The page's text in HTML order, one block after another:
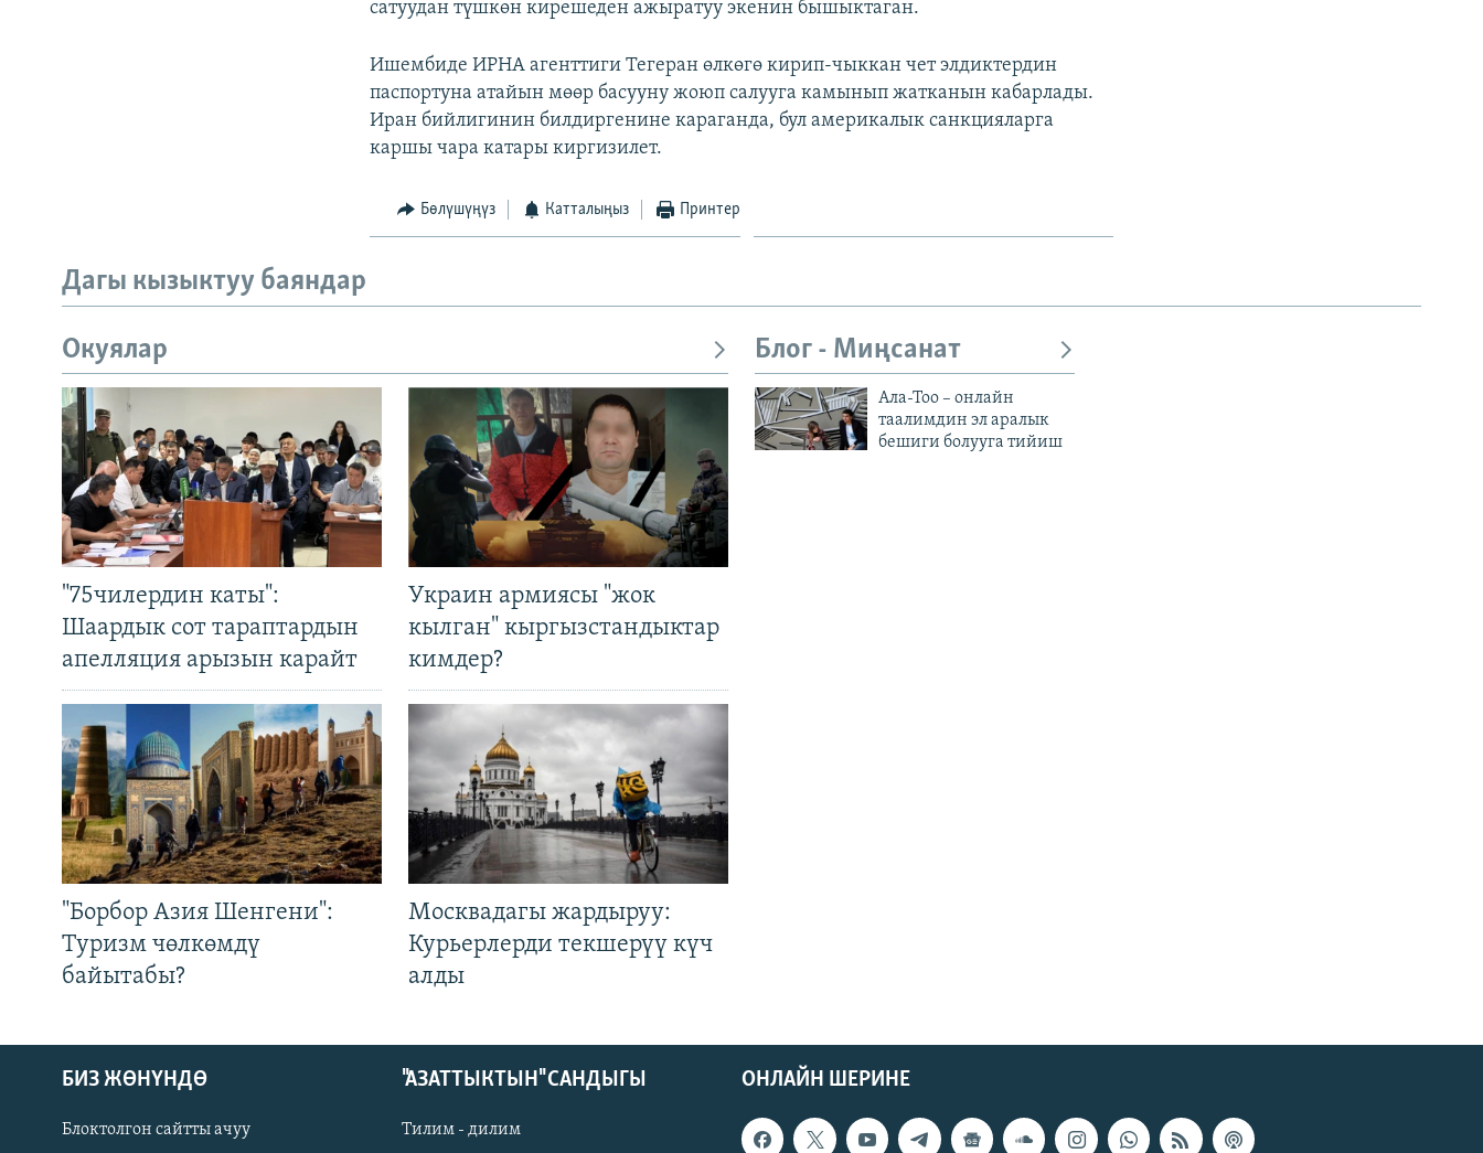
сатуудан түшкөн кирешеден ажыратуу экенин бышыктаган.
Ишембиде ИРНА агенттиги Тегеран өлкөгө кирип-чыккан чет элдиктердин
паспортуна атайын мөөр басууну жоюп салууга камынып жатканын кабарлады.
Иран бийлигинин билдиргенине караганда, бул америкалык санкцияларга
каршы чара катары киргизилет.
Бөлүшүңүз Катталыңыз Принтер
Дагы кызыктуу баяндар
Окуялар
"75чилердин каты":
Шаардык сот тараптардын
апелляция арызын карайт
Украин армиясы "жок
кылган" кыргызстандыктар
кимдер?
"Борбор Азия Шенгени":
Туризм чөлкөмдү
байытабы?
Москвадагы жардыруу:
Курьерлерди текшерүү күч
алды
Блог - Миңсанат
Ала-Тоо – онлайн
таалимдин эл аралык
бешиги болууга тийиш
ОНЛАЙН ШЕРИНЕ
БИЗ ЖӨНҮНДӨ
Блоктолгон сайтты ачуу
"АЗАТТЫКТЫН" САНДЫГЫ
Тилим - дилим